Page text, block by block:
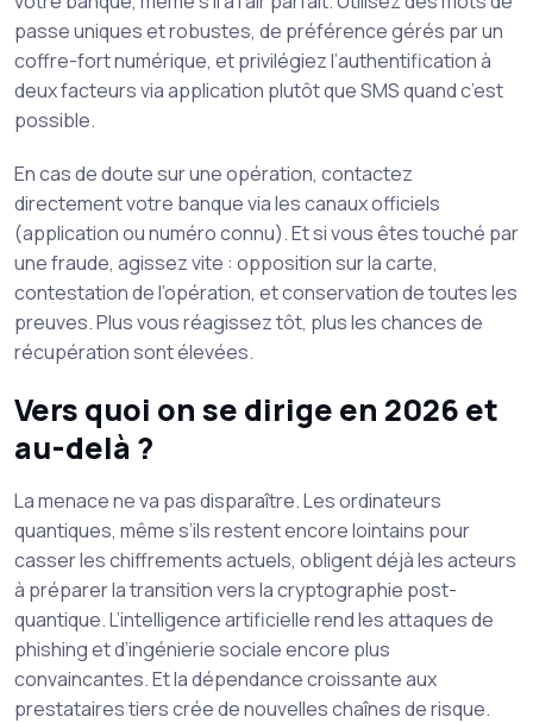
passe uniques et robustes, de préférence gérés par un
coffre-fort numérique, et privilégiez l’authentification à
deux facteurs via application plutôt que SMS quand c’est
possible.
En cas de doute sur une opération, contactez
directement votre banque via les canaux officiels
(application ou numéro connu). Et si vous êtes touché par
une fraude, agissez vite : opposition sur la carte,
contestation de l’opération, et conservation de toutes les
preuves. Plus vous réagissez tôt, plus les chances de
récupération sont élevées.
Vers quoi on se dirige en 2026 et
au-delà ?
La menace ne va pas disparaître. Les ordinateurs
quantiques, même s’ils restent encore lointains pour
casser les chiffrements actuels, obligent déjà les acteurs
à préparer la transition vers la cryptographie post-
quantique. L’intelligence artificielle rend les attaques de
phishing et d’ingénierie sociale encore plus
convaincantes. Et la dépendance croissante aux
prestataires tiers crée de nouvelles chaînes de risque.